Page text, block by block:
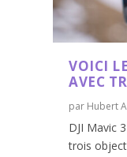
VOICI
AVEC
par Hubert
DJI Mavic
trois